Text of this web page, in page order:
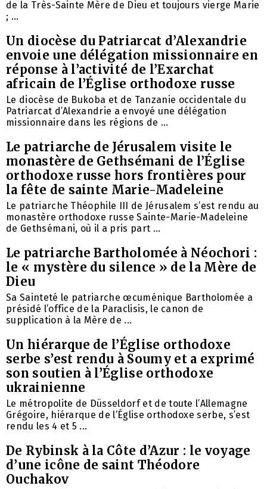
de la Très-Sainte Mère de Dieu et toujours vierge Marie
; ...
Un diocèse du Patriarcat d’Alexandrie
envoie une délégation missionnaire en
réponse à l’activité de l’Exarchat
africain de l’Église orthodoxe russe
Le diocèse de Bukoba et de Tanzanie occidentale du
Patriarcat d’Alexandrie a envoyé une délégation
missionnaire dans les régions de ...
Le patriarche de Jérusalem visite le
monastère de Gethsémani de l’Église
orthodoxe russe hors frontières pour
la fête de sainte Marie-Madeleine
Le patriarche Théophile III de Jérusalem s’est rendu au
monastère orthodoxe russe Sainte-Marie-Madeleine
de Gethsémani, où il a pris part ...
Le patriarche Bartholomée à Néochori :
le « mystère du silence » de la Mère de
Dieu
Sa Sainteté le patriarche œcuménique Bartholomée a
présidé l’office de la Paraclisis, le canon de
supplication à la Mère de ...
Un hiérarque de l’Église orthodoxe
serbe s’est rendu à Soumy et a exprimé
son soutien à l’Église orthodoxe
ukrainienne
Le métropolite de Düsseldorf et de toute l’Allemagne
Grégoire, hiérarque de l’Église orthodoxe serbe, s’est
rendu les 4 et 5 ...
De Rybinsk à la Côte d’Azur : le voyage
d’une icône de saint Théodore
Ouchakov